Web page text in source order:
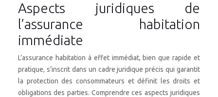
Aspects juridiques de
l’assurance habitation
immédiate
L’assurance habitation à effet immédiat, bien que rapide et
pratique, s’inscrit dans un cadre juridique précis qui garantit
la protection des consommateurs et définit les droits et
obligations des parties. Comprendre ces aspects juridiques